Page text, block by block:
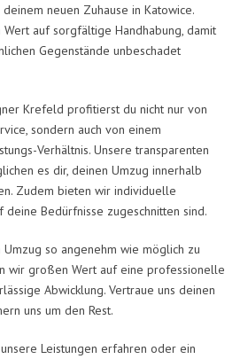
neuen Zuhause in Katowice.
auf sorgfältige Handhabung, damit
Gegenstände unbeschadet
Krefeld profitierst du nicht nur von
sondern auch von einem
Verhältnis. Unsere transparenten
es dir, deinen Umzug innerhalb
Zudem bieten wir individuelle
deine Bedürfnisse zugeschnitten sind.
so angenehm wie möglich zu
wir großen Wert auf eine professionelle
Abwicklung. Vertraue uns deinen
uns um den Rest.
Leistungen erfahren oder ein